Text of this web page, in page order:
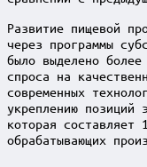
Развитие пищевой
через программы
было выделено
спроса на
современных
укреплению позиций
которая составляет
обрабатывающих